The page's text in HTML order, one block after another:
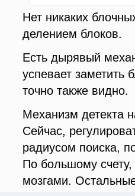
Нет никаких
делением блоков.
Есть дырявый
успевает заметить
точно также видно.
Механизм детекта
Сейчас,
радиусом поиска,
По большому
мозгами.